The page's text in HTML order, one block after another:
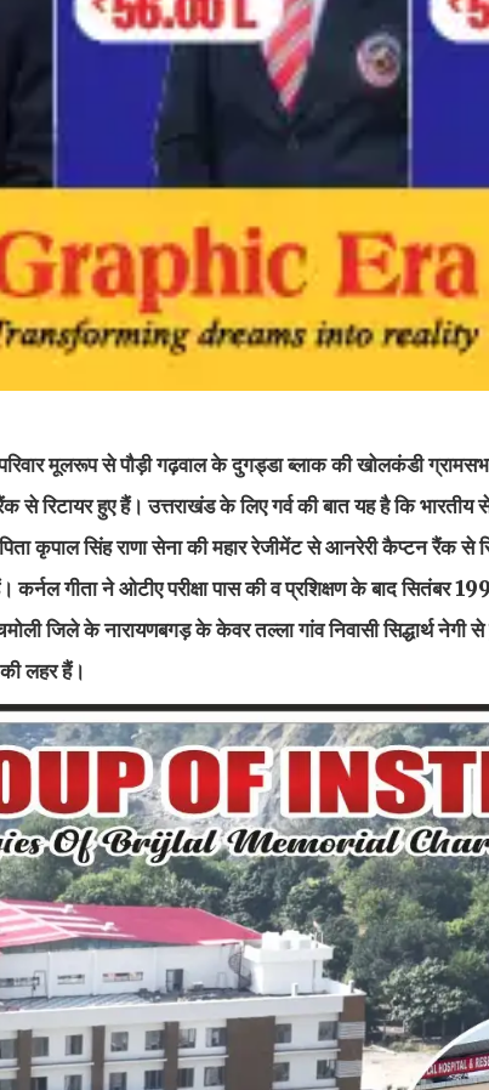
मूलरूप से पौड़ी गढ़वाल के दुगड्डा ब्लाक की खोलकंडी
रिटायर हुए हैं। उत्तराखंड के लिए गर्व की बात यह है कि भारतीय
कृपाल सिंह राणा सेना की महार रेजीमेंट से आनरेरी कैप्टन रैंक से
गीता ने ओटीए परीक्षा पास की व प्रशिक्षण के बाद सितंबर
जिले के नारायणबगड़ के केवर तल्ला गांव निवासी सिद्धार्थ
लहर हैं।